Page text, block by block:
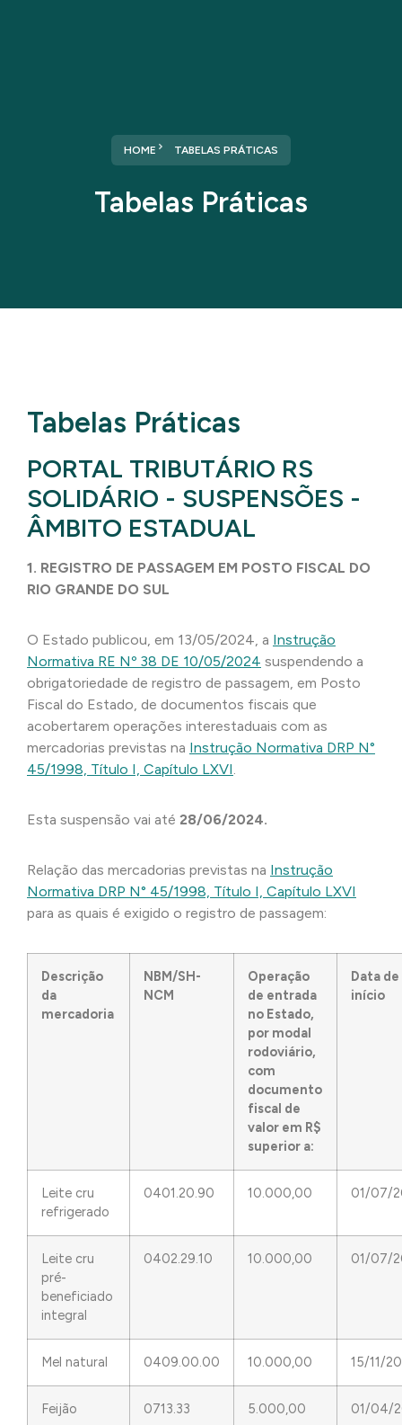
HOME TABELAS PRÁTICAS
Tabelas Práticas
Tabelas Práticas
PORTAL TRIBUTÁRIO RS
SOLIDÁRIO - SUSPENSÕES -
ÂMBITO ESTADUAL
1. REGISTRO DE PASSAGEM EM POSTO FISCAL DO
RIO GRANDE DO SUL
O Estado publicou, em 13/05/2024, a Instrução
Normativa RE Nº 38 DE 10/05/2024 suspendendo a
obrigatoriedade de registro de passagem, em Posto
Fiscal do Estado, de documentos fiscais que
acobertarem operações interestaduais com as
mercadorias previstas na Instrução Normativa DRP N°
45/1998, Título I, Capítulo LXVI.
Esta suspensão vai até 28/06/2024.
Relação das mercadorias previstas na Instrução
Normativa DRP N° 45/1998, Título I, Capítulo LXVI
para as quais é exigido o registro de passagem:
Descrição
da
mercadoria
NBM/SH-
NCM
Operação
de entrada
no Estado,
por modal
rodoviário,
com
documento
fiscal de
valor em R$
superior a:
Data de
início
Leite cru
refrigerado
0401.20.90 10.000,00 01/07/
Leite cru
pré-
beneficiado
integral
0402.29.10 10.000,00 01/07/
Mel natural 0409.00.00 10.000,00 15/11/
Feijão 0713.33 5.000,00 01/04/